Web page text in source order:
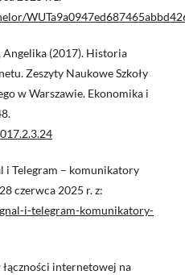
Angelika (2017). Historia
Zeszyty Naukowe Szkoły
w Warszawie. Ekonomika i
i Telegram – komunikatory
czerwca 2025 r. z:
i-telegram-komunikatory-
internetowej na